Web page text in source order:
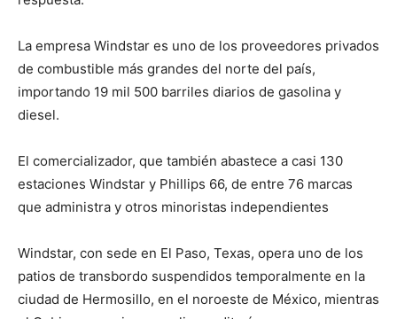
La empresa Windstar es uno de los proveedores privados
de combustible más grandes del norte del país,
importando 19 mil 500 barriles diarios de gasolina y
diesel.
El comercializador, que también abastece a casi 130
estaciones Windstar y Phillips 66, de entre 76 marcas
que administra y otros minoristas independientes
Windstar, con sede en El Paso, Texas, opera uno de los
patios de transbordo suspendidos temporalmente en la
ciudad de Hermosillo, en el noroeste de México, mientras